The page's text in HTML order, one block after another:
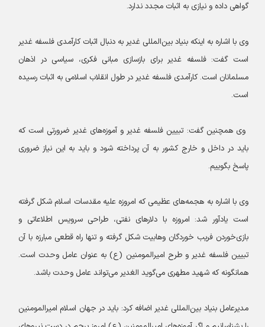
گواهی داده و نیازی به اثبات مجدد ندارد.
وی با اشاره به اینکه بنیاد بین‌المللی غدیر به دنبال اثبات کارآمدی فلسفه غدیر
است گفت: فلسفه غدیر برای بازسازی مبانی فکری، سیاسی در اذهان
مسلمانان است. کارآمدی فلسفه غدیر در طول انقلاب اسلامی به اثبات رسیده
است.
وی همچنین گفت: تبیین فلسفه غدیر و آموزه‌های غدیر ضرورتی است که
باید در داخل و خارج کشور به آن پرداخته شود و باید به این نیاز ضروری
پاسخ بگوییم.
وی با اشاره به هجمه‌های عظیمی که امروزه علیه مقدسات اسلام شکل گرفته
است یادآور شد: امروزه با دلارهای نفتی، طراحی سرویس اطلاعاتی و
بازی‌خوردن فریب خوردگان وهابیت شکل گرفته و تنها راه قطعی مبارزه با آن
تبیین فلسفه غدیر و طرح امیرالمومنین (ع) به عنوان عامل وحدت است.
همانگونه که شهید مطهری می‌گوید الغدیر می‌تواند عامل وحدت باشد.
مدیرعامل بنیاد بین‌المللی غدیر اضافه کرد: باید در جهان اسلام امیر‌المومنین